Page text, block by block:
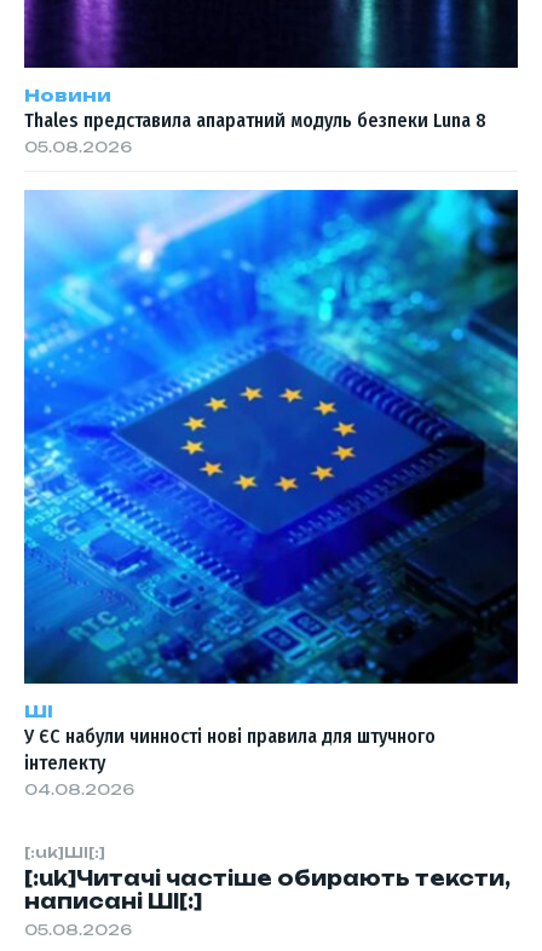
[:uk]ШІ[:]
[:uk]Читачі частіше обирають тексти,
написані ШІ[:]
05.08.2026
Новини
Thales представила апаратний модуль безпеки Luna 8
05.08.2026
ШІ
У ЄС набули чинності нові правила для штучного
інтелекту
04.08.2026